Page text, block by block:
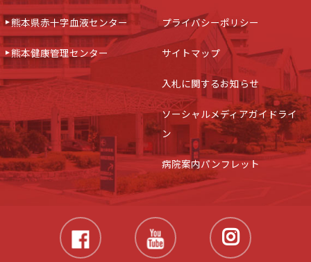
熊本県赤十字血液センター
熊本健康管理センター
プライバシーポリシー
サイトマップ
入札に関するお知らせ
ソーシャルメディアガイドライ
ン
病院案内パンフレット